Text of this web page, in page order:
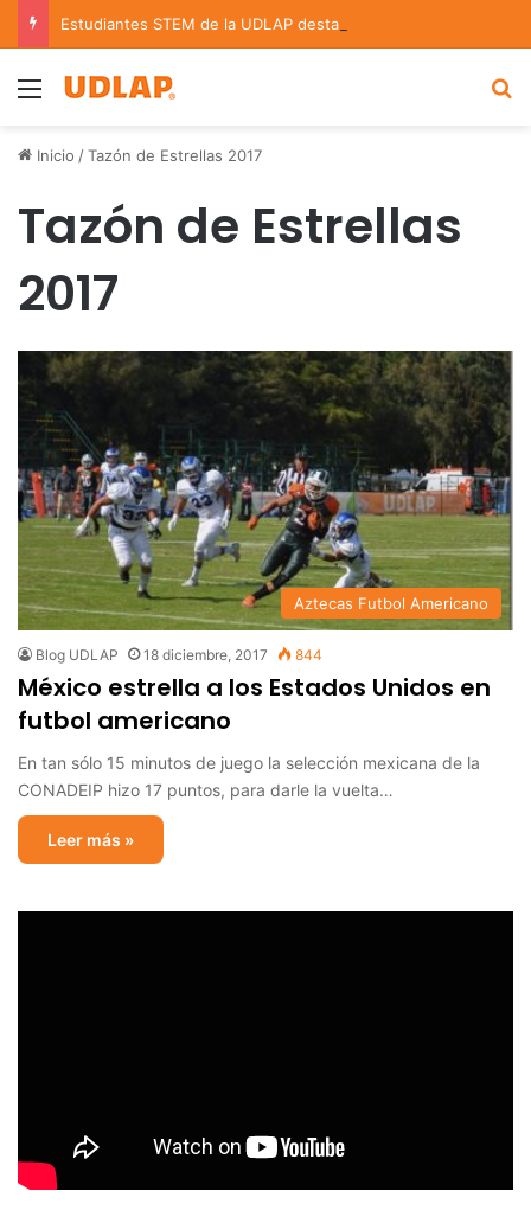
Menu
Inicio /Tazón de Estrellas 2017
Tazón de Estrellas
2017
Aztecas Futbol Americano
Blog UDLAP 18 diciembre, 2017 844
México estrella a los Estados Unidos en
futbol americano
En tan sólo 15 minutos de juego la selección mexicana de la
CONADEIP hizo 17 puntos, para darle la vuelta…
Leer más »